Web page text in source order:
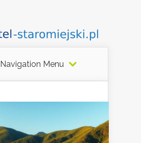
Navigation Menu